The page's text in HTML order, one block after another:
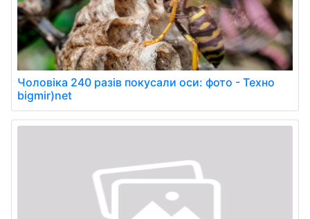
Чоловіка 240 разів покусали оси: фото - Техно
bigmir)net